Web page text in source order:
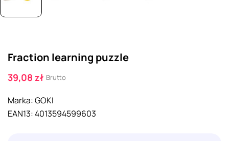
Fraction learning puzzle
39,08 zł Brutto
Marka:GOKI
EAN13:4013594599603